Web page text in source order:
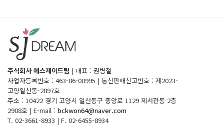
주식회사 에스제이드림 | 대표 : 권병철
사업자등록번호 : 463-86-00995 | 통신판매신고번호 : 제2023-
고양일산동-2897호
주소 : 10422 경기 고양시 일산동구 중앙로 1129 제서관동 2층
2908호 | E-mail : bckwon64@naver.com
T. 02-3661-8933 | F. 02-6455-8934